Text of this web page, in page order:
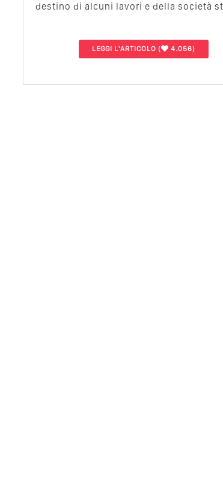
destino di alcuni lavori e della società
LEGGI L'ARTICOLO ( 4.056)